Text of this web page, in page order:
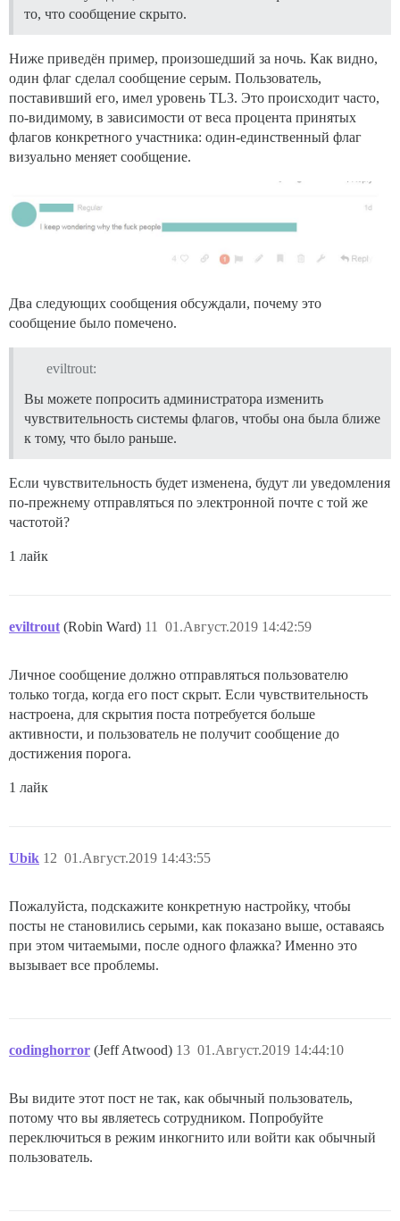
то, что сообщение скрыто.
Ниже приведён пример, произошедший за ночь. Как видно,
один флаг сделал сообщение серым. Пользователь,
поставивший его, имел уровень TL3. Это происходит часто,
по-видимому, в зависимости от веса процента принятых
флагов конкретного участника: один-единственный флаг
визуально меняет сообщение.
Два следующих сообщения обсуждали, почему это
сообщение было помечено.
eviltrout:
Вы можете попросить администратора изменить
чувствительность системы флагов, чтобы она была ближе
к тому, что было раньше.
Если чувствительность будет изменена, будут ли уведомления
по-прежнему отправляться по электронной почте с той же
частотой?
1 лайк
eviltrout (Robin Ward) 01.Август.2019 14:42:59
11
Личное сообщение должно отправляться пользователю
только тогда, когда его пост скрыт. Если чувствительность
настроена, для скрытия поста потребуется больше
активности, и пользователь не получит сообщение до
достижения порога.
1 лайк
Ubik 01.Август.2019 14:43:55
12
Пожалуйста, подскажите конкретную настройку, чтобы
посты не становились серыми, как показано выше, оставаясь
при этом читаемыми, после одного флажка? Именно это
вызывает все проблемы.
codinghorror (Jeff Atwood) 01.Август.2019 14:44:10
13
Вы видите этот пост не так, как обычный пользователь,
потому что вы являетесь сотрудником. Попробуйте
переключиться в режим инкогнито или войти как обычный
пользователь.